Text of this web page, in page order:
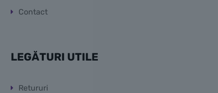
Contact
LEGĂTURI UTILE
Retururi